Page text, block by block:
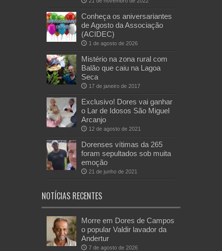
Conheça os aniversariantes
de Agosto da Associação
(ACIDEC)
1 de agosto de 2026
Mistério na zona rural com
Balão que caiu na Lagoa
Seca
17 de janeiro de 2017
Exclusivo! Dores vai ganhar
o Lar de Idosos São Miguel
Arcanjo
12 de agosto de 2021
Dorenses vítimas da 265
foram sepultados sob muita
emoção
21 de junho de 2021
NOTÍCIAS RECENTES
Morre em Dores de Campos
o popular Valdir lavador da
Andertur
7 de agosto de 2026